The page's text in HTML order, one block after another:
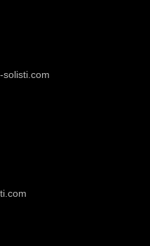
solisti.com